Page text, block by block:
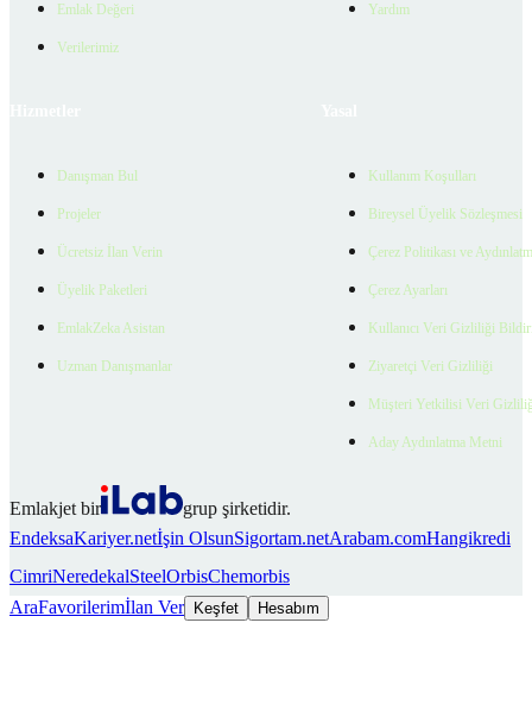
Emlak Değeri
Verilerimiz
Yardım
Danışman Bul
Projeler
Ücretsiz İlan Verin
Üyelik Paketleri
EmlakZeka Asistan
Uzman Danışmanlar
Kullanım Koşulları
Bireysel Üyelik Sözleşmesi
Çerez Politikası ve
Çerez Ayarları
Kullanıcı Veri Gizliliği
Ziyaretçi Veri Gizliliği
Müşteri Yetkilisi Veri
Aday Aydınlatma Metni
Emlakjet bir
grup şirketidir.
EndeksaKariyer.netİşin OlsunSigortam.netArabam.comHangikredi
CimriNeredekalSteelOrbisChemorbis
AraFavorilerimİlan Ver Keşfet Hesabım